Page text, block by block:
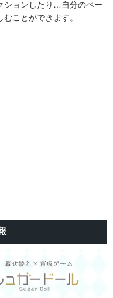
ションしたり…自分のペー
ことができます。